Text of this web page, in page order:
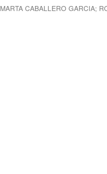
MARTA CABALLERO GARCIA;